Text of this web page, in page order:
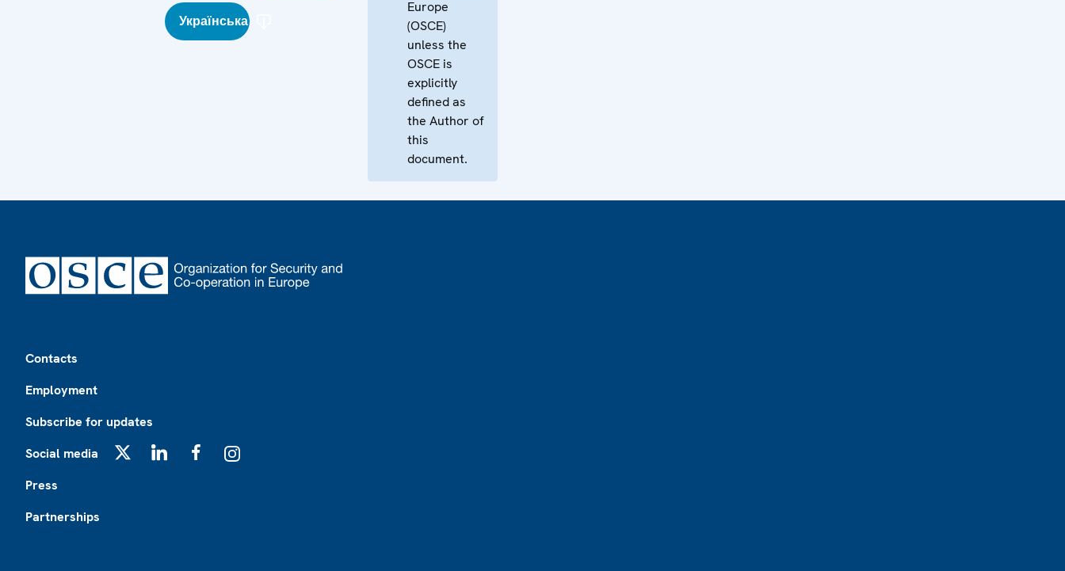
Українська
Europe
(OSCE)
unless the
OSCE is
explicitly
defined as
the Author of
this
document.
Contacts
Employment
Subscribe for updates
Social media
Press
Partnerships